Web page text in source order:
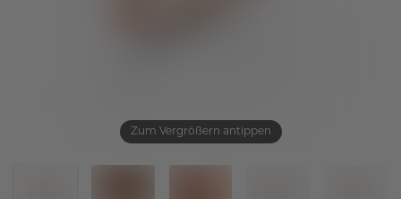
Zum Vergrößern antippen